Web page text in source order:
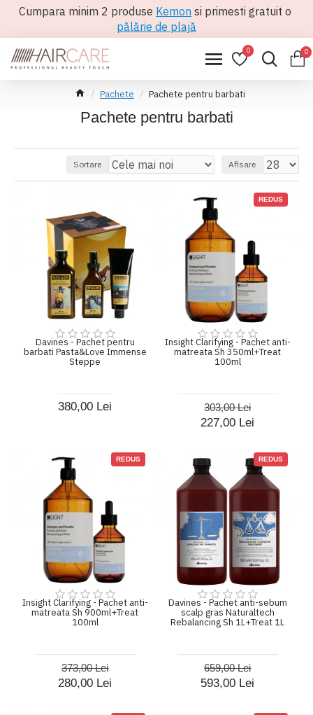
Cumpara minim 2 produse Kemon si primesti gratuit o
pălărie de plajă
0 0
Pachete Pachete pentru barbati
Pachete pentru barbati
Sortare Afisare
Davines - Pachet pentru
barbati Pasta&Love Immense
Steppe
380,00 Lei
REDUS
Insight Clarifying - Pachet anti-
matreata Sh 350ml+Treat
100ml
227,00 Lei
303,00 Lei
REDUS
Insight Clarifying - Pachet anti-
matreata Sh 900ml+Treat
100ml
280,00 Lei
373,00 Lei
REDUS
Davines - Pachet anti-sebum
scalp gras Naturaltech
Rebalancing Sh 1L+Treat 1L
593,00 Lei
659,00 Lei